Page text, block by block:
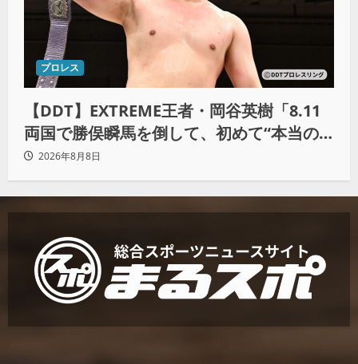
プロレス
【DDT】EXTREME王者・岡谷英樹「8.11
両国で勝俣瞬馬を倒して、初めて“本当の
王者”になれる」
2026年8月8日